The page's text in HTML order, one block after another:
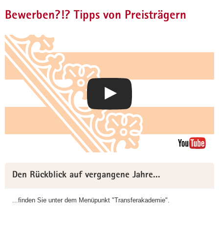
Bewerben?!? Tipps von Preisträgern
Information
Den Rückblick auf vergangene Jahre...
...finden Sie unter dem Menüpunkt "Transferakademie".